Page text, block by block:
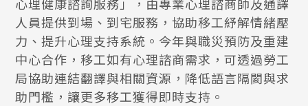
人員提供到場、到宅服務，協助移工紓解情緒壓
力、提升心理支持系統。今年與職災預防及重建
中心合作，移工如有心理諮商需求，可透過勞工
局協助連結翻譯與相關資源，降低語言隔閡與求
助門檻，讓更多移工獲得即時支持。